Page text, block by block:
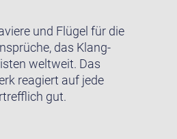
und Flügel für die
das Klang-
weltweit. Das
reagiert auf jede
gut.